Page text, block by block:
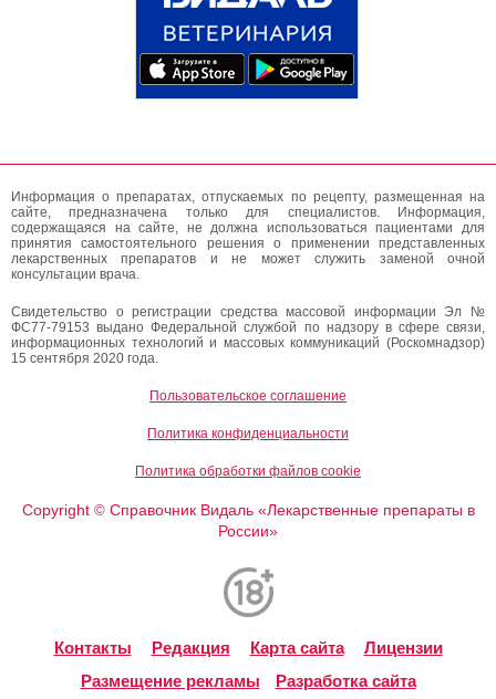
Информация о препаратах, отпускаемых по рецепту, размещенная на
сайте, предназначена только для специалистов. Информация,
содержащаяся на сайте, не должна использоваться пациентами для
принятия самостоятельного решения о применении представленных
лекарственных препаратов и не может служить заменой очной
консультации врача.
Свидетельство о регистрации средства массовой информации Эл №
ФС77-79153 выдано Федеральной службой по надзору в сфере связи,
информационных технологий и массовых коммуникаций (Роскомнадзор)
15 сентября 2020 года.
Пользовательское соглашение
Политика конфиденциальности
Политика обработки файлов cookie
Copyright ©Справочник Видаль «Лекарственные препараты в
России»
Контакты Редакция Карта сайта
Лицензии
Размещение рекламы
Разработка сайта